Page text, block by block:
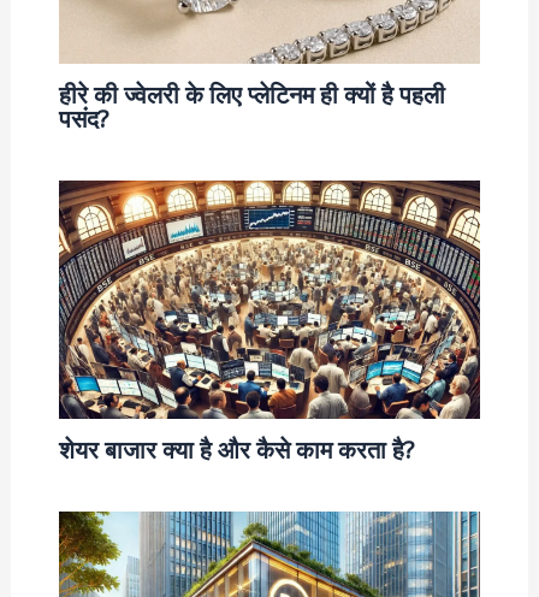
हीरे की ज्वेलरी के लिए प्लेटिनम ही क्यों है पहली
पसंद?
शेयर बाजार क्या है और कैसे काम करता है?